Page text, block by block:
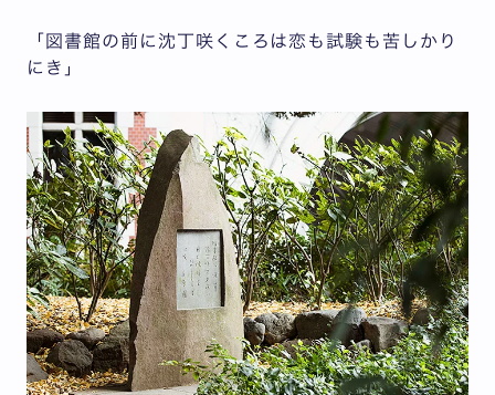
「図書館の前に沈丁咲くころは恋も試験も苦しかり
にき」